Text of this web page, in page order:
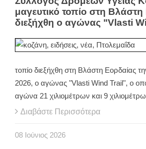
μαγευτικό τοπίο στη
διεξήχθη o αγώνας "Vlasti
τοπίο διεξήχθη στη Βλάστη Εορδαίας
2026, o αγώνας "Vlasti Wind Trail", o
αγώνα 21 χιλιομέτρων και 9
Διαβάστε Περισσότερα
08 Ιούνιος 2026